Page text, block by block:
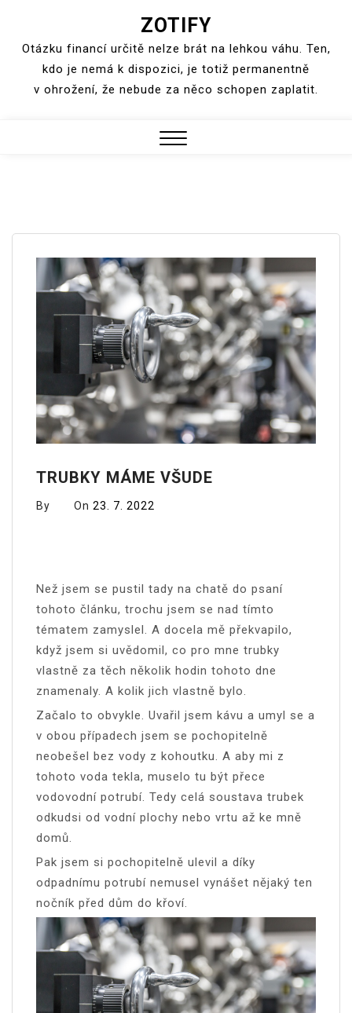
content
ZOTIFY
Otázku financí určitě nelze brát na lehkou váhu. Ten,
kdo je nemá k dispozici, je totiž permanentně
v ohrožení, že nebude za něco schopen zaplatit.
TRUBKY MÁME VŠUDE
By On 23. 7. 2022
Než jsem se pustil tady na chatě do psaní
tohoto článku, trochu jsem se nad tímto
tématem zamyslel. A docela mě překvapilo,
když jsem si uvědomil, co pro mne trubky
vlastně za těch několik hodin tohoto dne
znamenaly. A kolik jich vlastně bylo.
Začalo to obvykle. Uvařil jsem kávu a umyl se a
v obou případech jsem se pochopitelně
neobešel bez vody z kohoutku. A aby mi z
tohoto voda tekla, muselo tu být přece
vodovodní potrubí. Tedy celá soustava trubek
odkudsi od vodní plochy nebo vrtu až ke mně
domů.
Pak jsem si pochopitelně ulevil a díky
odpadnímu potrubí nemusel vynášet nějaký ten
nočník před dům do křoví.